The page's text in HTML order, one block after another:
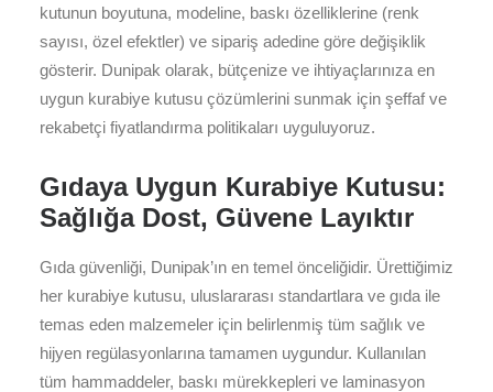
kutunun boyutuna, modeline, baskı özelliklerine (renk
sayısı, özel efektler) ve sipariş adedine göre değişiklik
gösterir. Dunipak olarak, bütçenize ve ihtiyaçlarınıza en
uygun kurabiye kutusu çözümlerini sunmak için şeffaf ve
rekabetçi fiyatlandırma politikaları uyguluyoruz.
Gıdaya Uygun Kurabiye Kutusu:
Sağlığa Dost, Güvene Layıktır
Gıda güvenliği, Dunipak’ın en temel önceliğidir. Ürettiğimiz
her kurabiye kutusu, uluslararası standartlara ve gıda ile
temas eden malzemeler için belirlenmiş tüm sağlık ve
hijyen regülasyonlarına tamamen uygundur. Kullanılan
tüm hammaddeler, baskı mürekkepleri ve laminasyon